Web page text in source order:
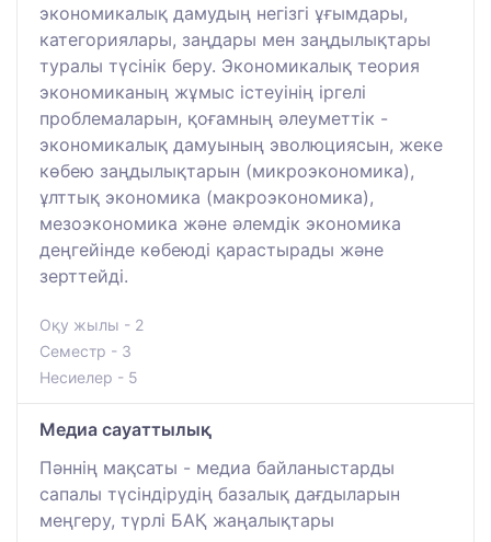
экономикалық дамудың негізгі ұғымдары,
категориялары, заңдары мен заңдылықтары
туралы түсінік беру. Экономикалық теория
экономиканың жұмыс істеуінің іргелі
проблемаларын, қоғамның әлеуметтік -
экономикалық дамуының эволюциясын, жеке
көбею заңдылықтарын (микроэкономика),
ұлттық экономика (макроэкономика),
мезоэкономика және әлемдік экономика
деңгейінде көбеюді қарастырады және
зерттейді.
Оқу жылы - 2
Семестр - 3
Несиелер - 5
Медиа сауаттылық
Пәннің мақсаты - медиа байланыстарды
сапалы түсіндірудің базалық дағдыларын
меңгеру, түрлі БАҚ жаңалықтары